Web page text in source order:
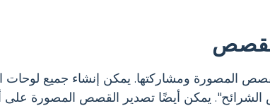
المصورة ومشاركتها. يمكن إنشاء جميع